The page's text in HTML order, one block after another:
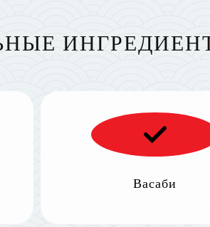
Васаби